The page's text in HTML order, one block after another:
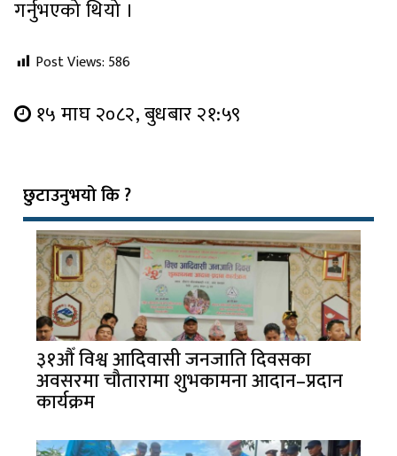
गर्नुभएको थियो ।
Post Views: 586
१५ माघ २०८२, बुधबार २१:५९
छुटाउनुभयो कि ?
३१औँ विश्व आदिवासी जनजाति दिवसका
अवसरमा चौतारामा शुभकामना आदान–प्रदान
कार्यक्रम